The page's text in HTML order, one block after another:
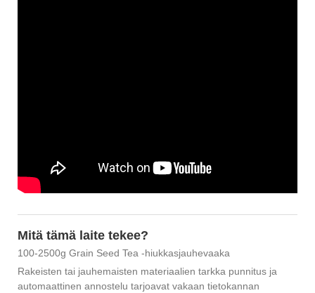
Mitä tämä laite tekee?
100-2500g Grain Seed Tea -hiukkasjauhevaaka
Rakeisten tai jauhemaisten materiaalien tarkka punnitus ja
automaattinen annostelu tarjoavat vakaan tietokannan